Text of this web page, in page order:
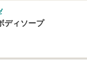
ディソープ